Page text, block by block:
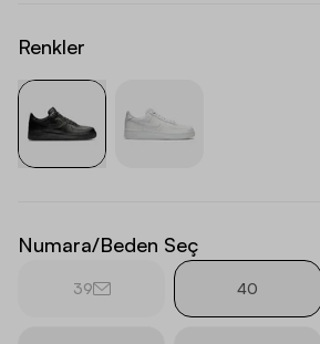
Renkler
Numara/Beden Seç
39 40